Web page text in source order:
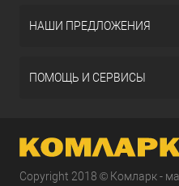
НАШИ ПРЕДЛОЖЕНИЯ
ПОМОЩЬ И СЕРВИСЫ
Copyright 2018 © Комларк -